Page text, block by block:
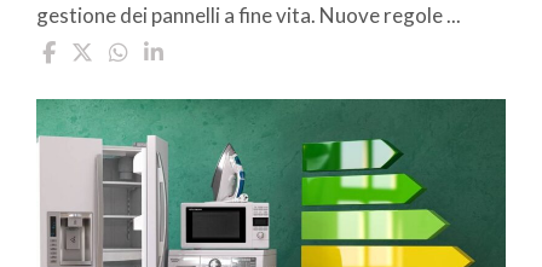
gestione dei pannelli a fine vita. Nuove regole ...